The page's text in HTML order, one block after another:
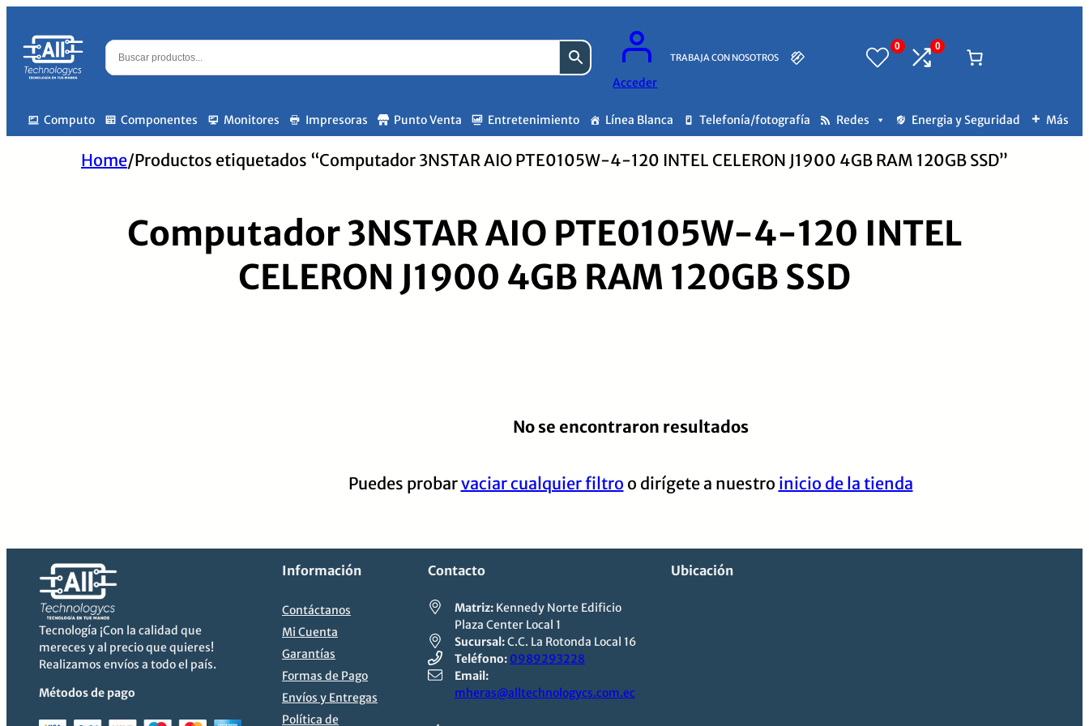
Acceder
TRABAJA CON NOSOTROS
0 0
Computo Componentes Monitores Impresoras Punto Venta Entretenimiento Línea Blanca Telefonía/fotografía Redes Energia y Seguridad Más
Home/Productos etiquetados “Computador 3NSTAR AIO PTE0105W-4-120 INTEL CELERON J1900 4GB RAM 120GB SSD”
Computador 3NSTAR AIO PTE0105W-4-120 INTEL
CELERON J1900 4GB RAM 120GB SSD
No se encontraron resultados
Puedes probarvaciar cualquier filtro o dirígete a nuestro inicio de la tienda
Tecnología ¡Con la calidad que
mereces y al precio que quieres!
Realizamos envíos a todo el país.
Métodos de pago
Información
Contáctanos
Mi Cuenta
Garantías
Formas de Pago
Envíos y Entregas
Política de
Contacto
Matriz: Kennedy Norte Edificio
Plaza Center Local 1
Sucursal:C.C. La Rotonda Local 16
Teléfono: 0989293228
Email:
mheras@alltechnologycs.com.ec
Ubicación